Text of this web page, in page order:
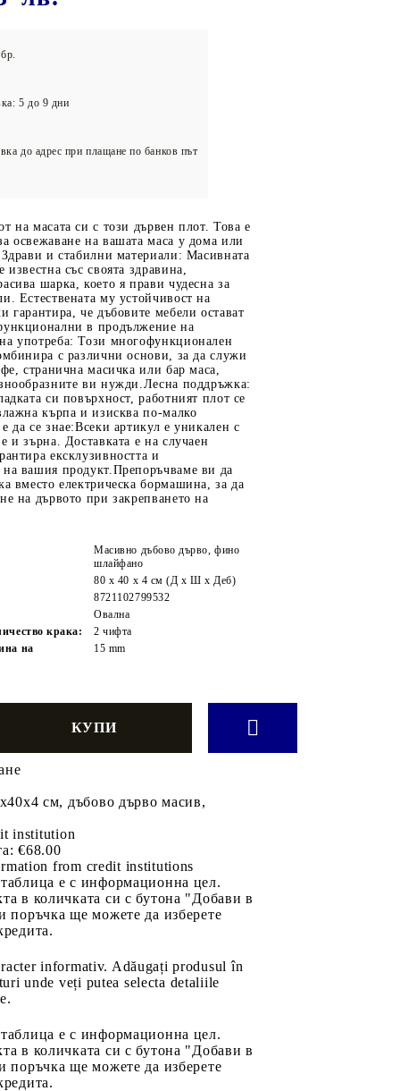
5 до 9 дни
до адрес при плащане по банков път
на масата си с този дървен плот. Това е
освежаване на вашата маса у дома или
и стабилни материали: Масивната
известна със своята здравина,
шарка, което я прави чудесна за
Естествената му устойчивост на
гарантира, че дъбовите мебели остават
в продължение на
употреба: Този многофункционален
с различни основи, за да служи
странична масичка или бар маса,
ви нужди.Лесна поддръжка:
си повърхност, работният плот се
кърпа и изисква по-малко
да се знае:Всеки артикул е уникален с
и зърна. Доставката е на случаен
ексклузивността и
на вашия продукт.Препоръчваме ви да
вместо електрическа бормашина, за да
на дървото при закрепването на
Масивно дъбово дърво, фино
шлайфано
80 x 40 x 4 см (Д x Ш x Деб)
8721102799532
Овална
крака:
2 чифта
на
15 mm
см, дъбово дърво масив,
institution
€68.00
from credit institutions
е с информационна цел.
в количката си с бутона "Добави в
поръчка ще можете да изберете
informativ. Adăugați produsul în
unde veți putea selecta detaliile
е с информационна цел.
в количката си с бутона "Добави в
поръчка ще можете да изберете